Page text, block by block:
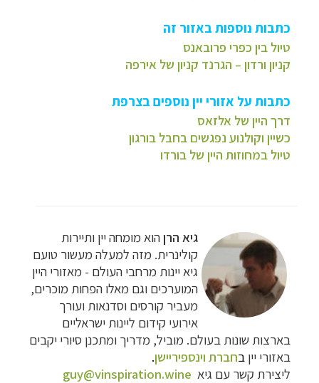
כתבות נוספות באזור זה
טיול בין כפרי פרובאנס
קניון ורדון – הגרנד קניון של אירפה
כתבות על אזורי יין נוספים בצרפת
דרך היין של אלזאס
כשיין וקולנוע נפגשים בחבל בורגון
טיול במחוזות היין של בורדו
גיא הרןהוא מומחה יין ותיירות
קולינרית. מזה למעלה מעשור טועם
גיא יינות מרחבי העולם - מאזורי היין
המוערכים וגם מאלו הפחות מוכרים,
מעביר קורסים וסדנאות ועורך
אירועי קידום ליינות ישראליים
בארצות שונות בעולם. מוביל, מדריך ומתכנן סיורי יקבים
באזורי יין בחברת וינספיריישן.
ליצירת קשר עם גיא guy@vinspiration.wine